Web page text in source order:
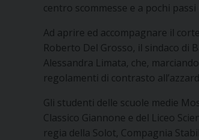
centro scommesse e a pochi
Ad aprire ed accompagnare il
Roberto Del Grosso, il sindaco di
Alessandra Limata, che,
regolamenti di contrasto
Gli studenti delle scuole medie
Classico Giannone e del Liceo
regia della Solot, Compagnia